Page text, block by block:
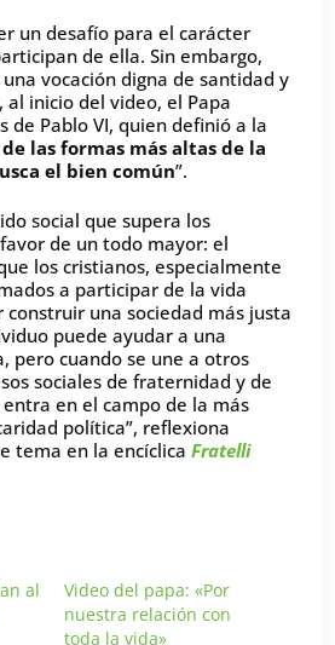
un desafío para el carácter
de ella. Sin embargo,
vocación digna de santidad y
al inicio del video, el Papa
de Pablo VI, quien definió a la
las formas más altas de la
el bien común”.
social que supera los
de un todo mayor: el
los cristianos, especialmente
a participar de la vida
una sociedad más justa
puede ayudar a una
pero cuando se une a otros
sociales de fraternidad y de
en el campo de la más
política”, reflexiona
tema en la encíclica Fratelli
al
Video del papa: «Por
nuestra relación con
toda la vida»